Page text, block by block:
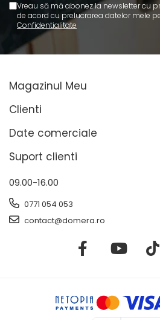
Vreau să mă abonez la newsletter cu
de acord cu prelucrarea datelor mele
Confidentialitate
Magazinul Meu
Clienti
Date comerciale
Suport clienti
09.00-16.00
0771 054 053
contact@domera.ro